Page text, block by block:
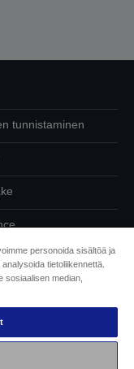
tunnistaminen
personoida sisältöä ja
tietoliikennettä.
sosiaalisen median,